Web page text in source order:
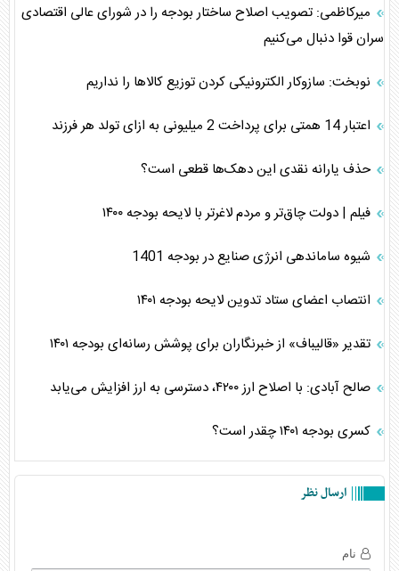
میرکاظمی: تصویب اصلاح ساختار بودجه را در شورای عالی اقتصادی
سران قوا دنبال می‌کنیم
نوبخت: سازوکار الکترونیکی کردن توزیع کالاها را نداریم
اعتبار 14 همتی برای پرداخت 2 میلیونی به ازای تولد هر فرزند
حذف یارانه نقدی این دهک‌ها قطعی است؟
فیلم | دولت چاق‌‌تر و مردم لاغرتر با لایحه بودجه ۱۴۰۰
شیوه ساماندهی انرژی صنایع در بودجه 1401
انتصاب اعضای ستاد تدوین لایحه بودجه ۱۴۰۱
تقدیر «قالیباف» از خبرنگاران برای پوشش رسانه‌ای بودجه ۱۴۰۱
صالح آبادی: با اصلاح ارز ۴۲۰۰، دسترسی به ارز افزایش می‌یابد
کسری بودجه ۱۴۰۱ چقدر است؟
ارسال نظر
نام